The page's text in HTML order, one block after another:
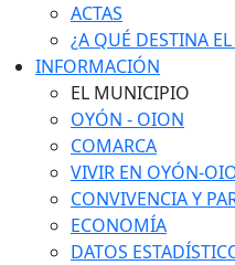
ACTAS
¿A QUÉ DESTINA
INFORMACIÓN
EL MUNICIPIO
OYÓN - OION
COMARCA
VIVIR EN OYÓN-
CONVIVENCIA Y
ECONOMÍA
DATOS